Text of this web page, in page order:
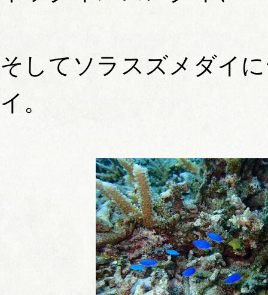
そしてソラスズメダイ
イ。